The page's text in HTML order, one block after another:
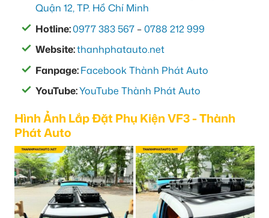
Quận 12, TP. Hồ Chí Minh
Hotline:0977 383 567 –0788 212 999
Website:thanhphatauto.net
Fanpage:Facebook Thành Phát Auto
YouTube:YouTube Thành Phát Auto
Hình Ảnh Lắp Đặt Phụ Kiện VF3 - Thành
Phát Auto